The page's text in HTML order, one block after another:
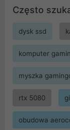
Często
dysk ssd
komputer
myszka
rtx 5080
obudowa